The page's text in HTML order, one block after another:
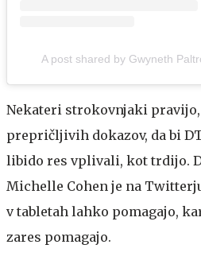
A post shared by Gwyneth
Nekateri strokovnjaki
prepričljivih dokazov, da bi
libido res vplivali, kot trdijo.
Michelle Cohen je na
v tabletah lahko pomagajo,
zares pomagajo.